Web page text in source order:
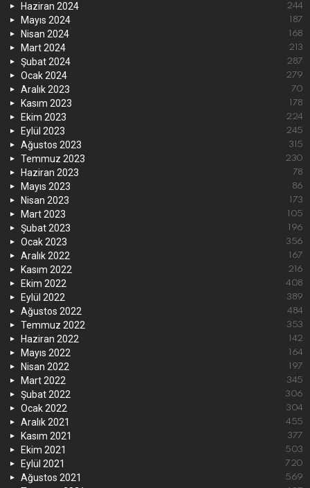
Haziran 2024 244
Mayıs 2024 187
Nisan 2024 168
Mart 2024 213
Şubat 2024 287
Ocak 2024 279
Aralık 2023 70
Kasım 2023 178
Ekim 2023 224
Eylül 2023 245
Ağustos 2023 315
Temmuz 2023 230
Haziran 2023 78
Mayıs 2023 86
Nisan 2023 173
Mart 2023 105
Şubat 2023 196
Ocak 2023 356
Aralık 2022 167
Kasım 2022 216
Ekim 2022 408
Eylül 2022 389
Ağustos 2022 484
Temmuz 2022 353
Haziran 2022 142
Mayıs 2022 164
Nisan 2022 197
Mart 2022 345
Şubat 2022 306
Ocak 2022 304
Aralık 2021 455
Kasım 2021 377
Ekim 2021 503
Eylül 2021 720
Ağustos 2021 569